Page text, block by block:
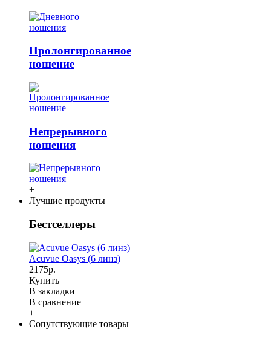
Пролонгированное
ношение
Непрерывного
ношения
+
Лучшие продукты
Бестселлеры
Acuvue Oasys (6 линз)
2175р.
Купить
В закладки
В сравнение
+
Сопутствующие товары